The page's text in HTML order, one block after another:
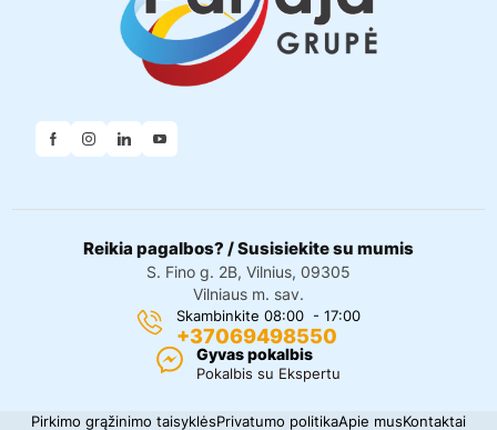
Reikia pagalbos? / Susisiekite su mumis
S. Fino g. 2B, Vilnius, 09305
Vilniaus m. sav.
Skambinkite 08:00 - 17:00
+37069498550
Gyvas pokalbis
Pokalbis su Ekspertu
Pirkimo grąžinimo taisyklėsPrivatumo politikaApie musKontaktai